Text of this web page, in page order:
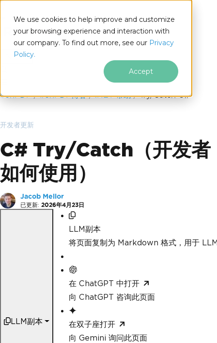
We use cookies to help improve and customize
your browsing experience and interaction with
our company. To find out more, see our Privacy
Policy.
Accept
.NET
跳至页脚内容
IronPDF IronPDF博客 .NET 帮助 Try/Catch C#
开发者更新
C# Try/Catch（开发者
如何使用）
Jacob Mellor
已更新: 2026年4月23日
LLM副本
LLM副本
将页面复制为 Markdown 格式，用于
在 ChatGPT 中打开
向 ChatGPT 咨询此页面
在双子座打开
向 Gemini 询问此页面